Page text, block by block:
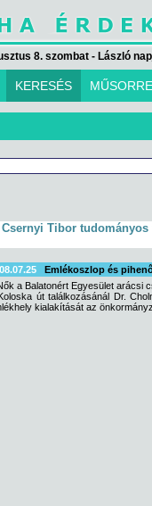
8. szombat - László
KERESÉS
Csernyi Tibor tudományos
Emlékoszlop és
a Balatonért Egyesület arácsi
út találkozásánál Dr.
kialakítását az